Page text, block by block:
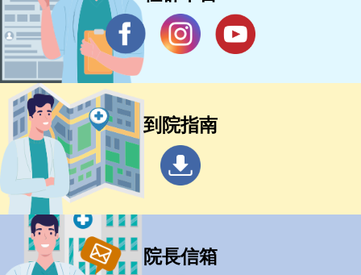
到院指南
院長信箱